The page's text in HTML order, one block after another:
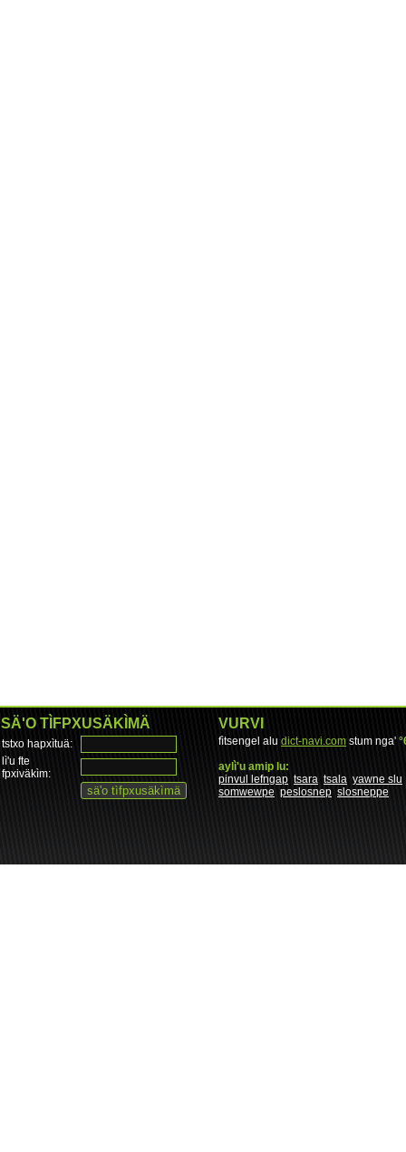
SÄ'O TÌFPXUSÄKÌMÄ
tstxo hapxìtuä:
lì'u fte
fpxiväkìm:
VURVI
fìtsengel alu dict-navi.com stum nga'
aylì'u amip lu:
pinvul lefngap tsara tsala yawne slu
somwewpe peslosnep slosneppe